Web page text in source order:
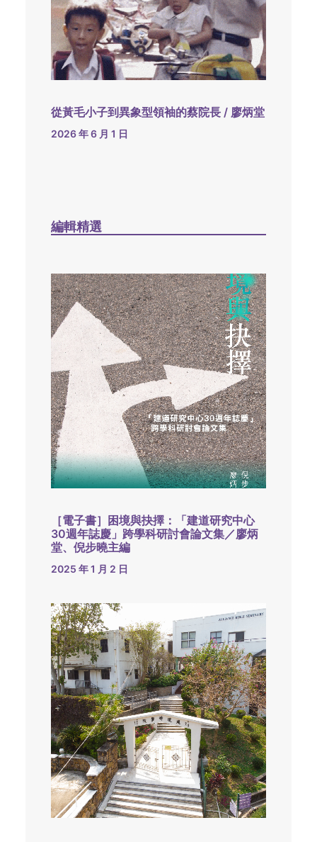
從黃毛小子到異象型領袖的蔡院長 / 廖炳堂
2026 年 6 月 1 日
編輯精選
［電子書］困境與抉擇：「建道研究中心
30週年誌慶」跨學科研討會論文集／廖炳
堂、倪步曉主編
2025 年 1 月 2 日